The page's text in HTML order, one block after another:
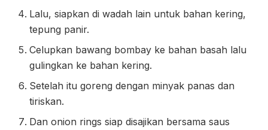
Lalu, siapkan di wadah lain untuk bahan kering,
tepung panir.
Celupkan bawang bombay ke bahan basah lalu
gulingkan ke bahan kering.
Setelah itu goreng dengan minyak panas dan
tiriskan.
Dan onion rings siap disajikan bersama saus